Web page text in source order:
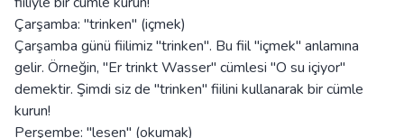
Çarşamba: "trinken" (içmek)
Çarşamba günü fiilimiz "trinken". Bu fiil "içmek" anlamına
gelir. Örneğin, "Er trinkt Wasser" cümlesi "O su içiyor"
demektir. Şimdi siz de "trinken" fiilini kullanarak bir cümle
kurun!
Perşembe: "lesen" (okumak)